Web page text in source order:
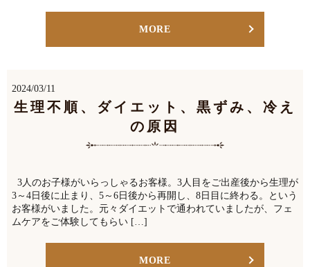
MORE
2024/03/11
生理不順、ダイエット、黒ずみ、冷え
の原因
3人のお子様がいらっしゃるお客様。3人目をご出産後から生理が
3～4日後に止まり、5～6日後から再開し、8日目に終わる。という
お客様がいました。元々ダイエットで通われていましたが、フェ
ムケアをご体験してもらい […]
MORE